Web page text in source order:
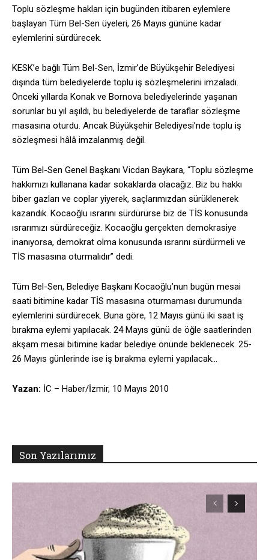
Toplu sözleşme hakları için bugünden itibaren eylemlere
başlayan Tüm Bel-Sen üyeleri, 26 Mayıs gününe kadar
eylemlerini sürdürecek.
KESK’e bağlı Tüm Bel-Sen, İzmir’de Büyükşehir Belediyesi
dışında tüm belediyelerde toplu iş sözleşmelerini imzaladı.
Önceki yıllarda Konak ve Bornova belediyelerinde yaşanan
sorunlar bu yıl aşıldı, bu belediyelerde de taraflar sözleşme
masasına oturdu. Ancak Büyükşehir Belediyesi’nde toplu iş
sözleşmesi hâlâ imzalanmış değil.
Tüm Bel-Sen Genel Başkanı Vicdan Baykara, “Toplu sözleşme
hakkımızı kullanana kadar sokaklarda olacağız. Biz bu hakkı
biber gazları ve coplar yiyerek, saçlarımızdan sürüklenerek
kazandık. Kocaoğlu ısrarını sürdürürse biz de TİS konusunda
ısrarımızı sürdüreceğiz. Kocaoğlu gerçekten demokrasiye
inanıyorsa, demokrat olma konusunda ısrarını sürdürmeli ve
TİS masasına oturmalıdır” dedi.
Tüm Bel-Sen, Belediye Başkanı Kocaoğlu’nun bugün mesai
saati bitimine kadar TİS masasına oturmaması durumunda
eylemlerini sürdürecek. Buna göre, 12 Mayıs günü iki saat iş
bırakma eylemi yapılacak. 24 Mayıs günü de öğle saatlerinden
akşam mesai bitimine kadar belediye önünde beklenecek. 25-
26 Mayıs günlerinde ise iş bırakma eylemi yapılacak…
Yazan: İC – Haber/İzmir, 10 Mayıs 2010
Son Yazılarımız